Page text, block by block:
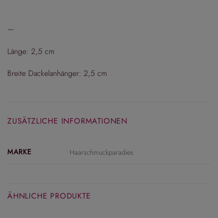
—
Länge: 2,5 cm
Breite Dackelanhänger: 2,5 cm
ZUSÄTZLICHE INFORMATIONEN
MARKE Haarschmuckparadies
ÄHNLICHE PRODUKTE